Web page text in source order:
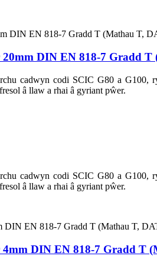
DIN EN 818-7 Gradd
cadwyn codi SCIC G80 a
â llaw a rhai â gyriant pŵer.
cadwyn codi SCIC G80 a
â llaw a rhai â gyriant pŵer.
DIN EN 818-7 Gradd T